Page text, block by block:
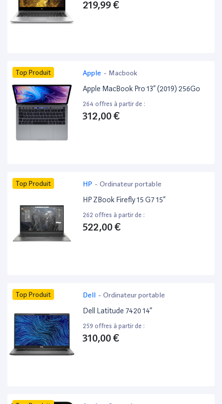
219,99 €
Top Produit Apple - Macbook
Apple MacBook Pro 13” (2019) 256Go
264 offres à partir de :
312,00 €
Top Produit HP - Ordinateur portable
HP ZBook Firefly 15 G7 15”
262 offres à partir de :
522,00 €
Top Produit Dell - Ordinateur portable
Dell Latitude 7420 14”
259 offres à partir de :
310,00 €